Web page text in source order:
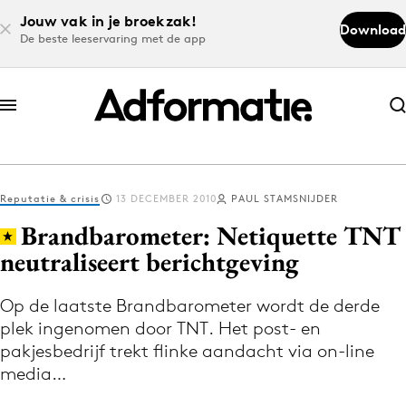
Jouw vak in je broekzak!
De beste leeservaring met de app
Download
Abonneer nu
Abonneer nu
Log in
Download de app
Volg het laatste nieuws via de Adformatie
Nieuws app
Reputatie & crisis 13 DECEMBER 2010 PAUL STAMSNIJDER
Brandbarometer: Netiquette TNT
neutraliseert berichtgeving
Op de laatste Brandbarometer wordt de derde
plek ingenomen door TNT. Het post- en
pakjesbedrijf trekt flinke aandacht via on-line
media…